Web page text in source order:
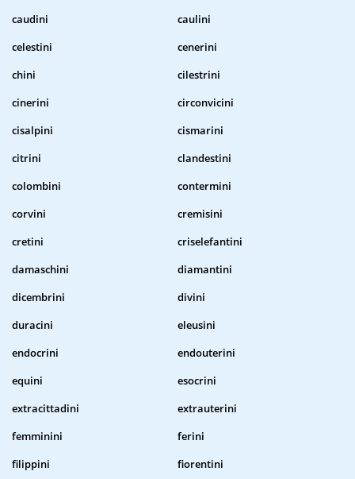
caudini
caulini
celestini
cenerini
chini
cilestrini
cinerini
circonvicini
cisalpini
cismarini
citrini
clandestini
colombini
contermini
corvini
cremisini
cretini
criselefantini
damaschini
diamantini
dicembrini
divini
duracini
eleusini
endocrini
endouterini
equini
esocrini
extracittadini
extrauterini
femminini
ferini
filippini
fiorentini